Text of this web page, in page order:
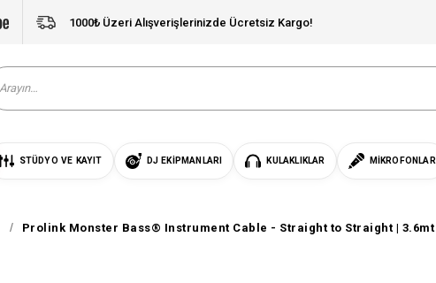
1000₺ Üzeri Alışverişlerinizde Ücretsiz Kargo!
STÜDYO VE KAYIT DJ EKIPMANLARI KULAKLIKLAR MIKROFONLAR
Prolink Monster Bass® Instrument Cable - Straight to Straight | 3.6mt